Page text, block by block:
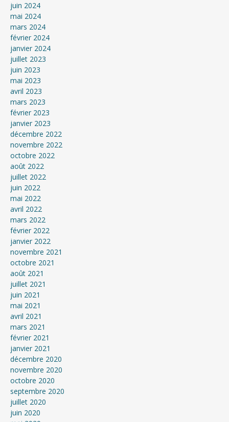
juin 2024
mai 2024
mars 2024
février 2024
janvier 2024
juillet 2023
juin 2023
mai 2023
avril 2023
mars 2023
février 2023
janvier 2023
décembre 2022
novembre 2022
octobre 2022
août 2022
juillet 2022
juin 2022
mai 2022
avril 2022
mars 2022
février 2022
janvier 2022
novembre 2021
octobre 2021
août 2021
juillet 2021
juin 2021
mai 2021
avril 2021
mars 2021
février 2021
janvier 2021
décembre 2020
novembre 2020
octobre 2020
septembre 2020
juillet 2020
juin 2020